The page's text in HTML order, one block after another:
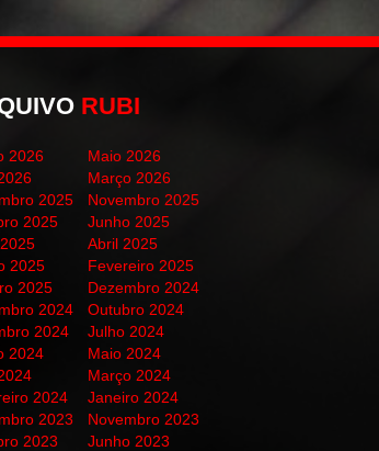
RUBI
2026
Maio 2026
Março 2026
2025
Novembro 2025
2025
Junho 2025
Abril 2025
2025
Fevereiro 2025
2025
Dezembro 2024
2024
Outubro 2024
2024
Julho 2024
2024
Maio 2024
Março 2024
2024
Janeiro 2024
2023
Novembro 2023
2023
Junho 2023